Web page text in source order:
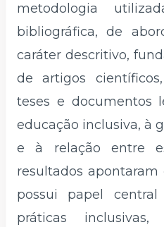
metodologia
bibliográfica, de
caráter descritivo,
de artigos
teses e documentos
educação inclusiva, à
e à relação entre
resultados
possui papel
práticas